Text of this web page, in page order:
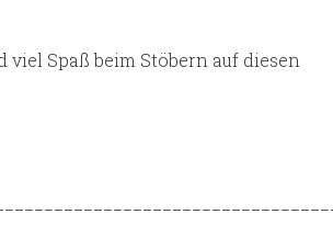
viel Spaß beim Stöbern auf diesen